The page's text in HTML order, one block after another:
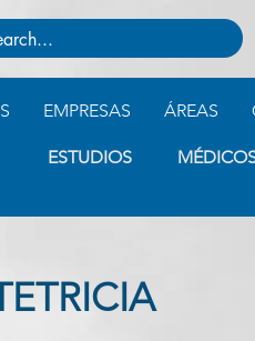
EMPRESAS ÁREAS
ESTUDIOS